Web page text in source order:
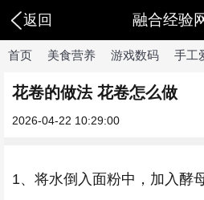
返回 融合经验
首页 美食营养 游戏数码 手工
花卷的做法 花卷怎么做
2026-04-22 10:29:00
1、将水倒入面粉中，加入酵